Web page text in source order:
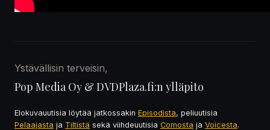
Ystävällisin terveisin,
Pop Media Oy & DVDPlaza.fi:n ylläpito
Elokuvauutisia löytää jatkossakin Episodista, peliuutisia
Pelaajasta ja Tiltistä sekä viihdeuutisia Comosta ja Voicesta.